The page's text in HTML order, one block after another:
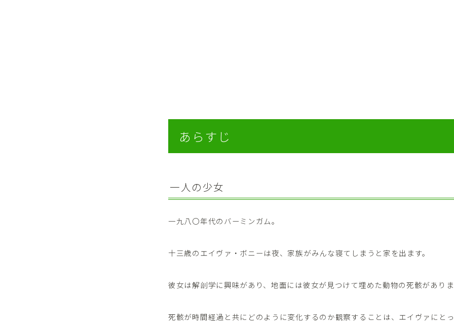
あらすじ
一人の少女
一九八〇年代のバーミンガム。
十三歳のエイヴァ・ボニーは夜、家族がみんな寝てしまうと家を出ます。
彼女は解剖学に興味があり、地面には彼女が見つけて埋めた動物の死骸がありま
死骸が時間経過と共にどのように変化するのか観察することは、エイヴァにと